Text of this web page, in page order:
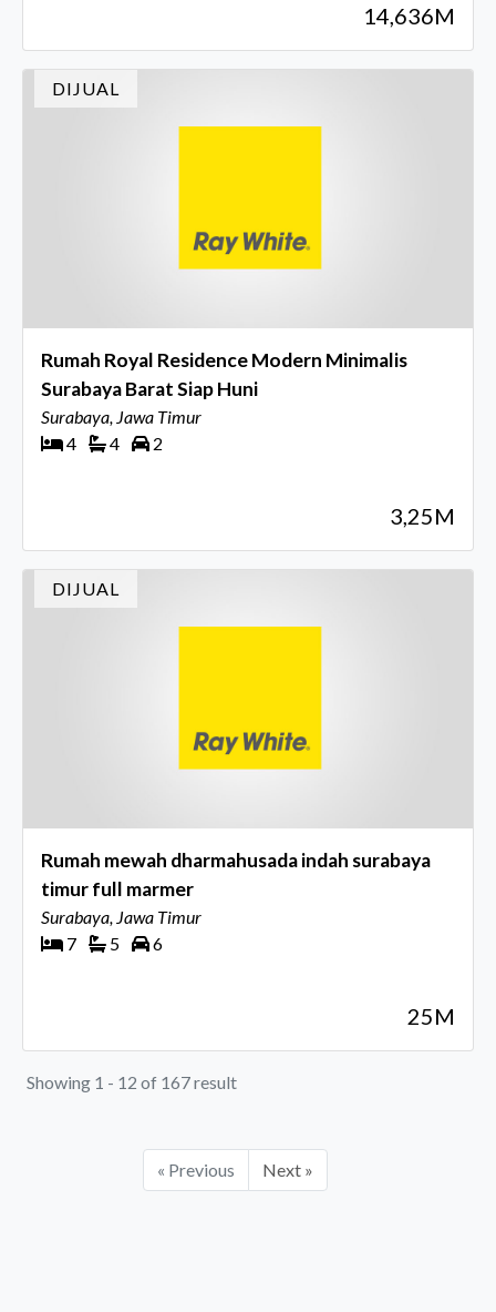
14,636M
DIJUAL
Rumah Royal Residence Modern Minimalis
Surabaya Barat Siap Huni
Surabaya, Jawa Timur
4
4 2
3,25M
DIJUAL
Rumah mewah dharmahusada indah surabaya
timur full marmer
Surabaya, Jawa Timur
7
5 6
25M
Showing 1 - 12 of 167 result
« Previous Next »